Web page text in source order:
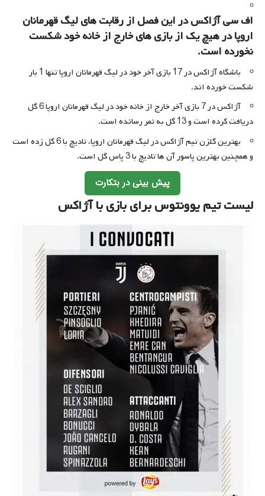
اف سی آژاکس در این فصل از رقابت های لیگ قهرمانان
اروپا در هیچ یک از بازی های خارج از خانه خود شکست
نخورده است.
باشگاه آژاکس در 17 بازی آخر خود در لیگ قهرمانان اروپا تنها 1 بار
شکست خورده اند.
آژاکس در 7 بازی آخر خارج از خانه خود در لیگ قهرمانان اروپا 6 گل
دریافت کرده است و 13 گل به ثمر رسانده است.
بهترین گلزن تیم آژاکس در لیگ قهرمانان اروپا، تادیچ با 6 گل زده است
و همچنین بهترین پاسور آن ها تادیچ با 3 پاس گل است.
پیش بینی در بتکارت
لیست تیم یوونتوس برای بازی با آژاکس